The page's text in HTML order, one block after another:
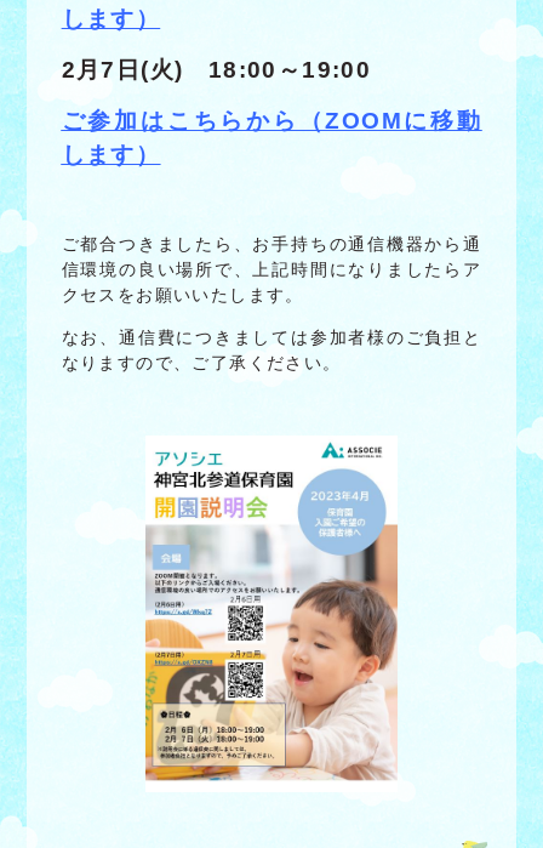
します）
2月7日(火) 18:00～19:00
ご参加はこちらから（ZOOMに移動
します）
ご都合つきましたら、お手持ちの通信機器から通
信環境の良い場所で、上記時間になりましたらア
クセスをお願いいたします。
なお、通信費につきましては参加者様のご負担と
なりますので、ご了承ください。